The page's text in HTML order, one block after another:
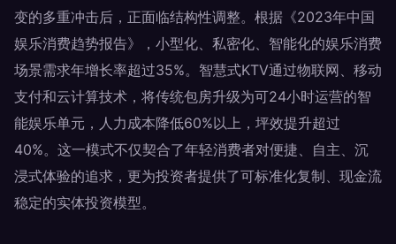
变的多重冲击后，正面临结构性调整。根据《2023年中国
娱乐消费趋势报告》，小型化、私密化、智能化的娱乐消费
场景需求年增长率超过35%。智慧式KTV通过物联网、移动
支付和云计算技术，将传统包房升级为可24小时运营的智
能娱乐单元，人力成本降低60%以上，坪效提升超过
40%。这一模式不仅契合了年轻消费者对便捷、自主、沉
浸式体验的追求，更为投资者提供了可标准化复制、现金流
稳定的实体投资模型。